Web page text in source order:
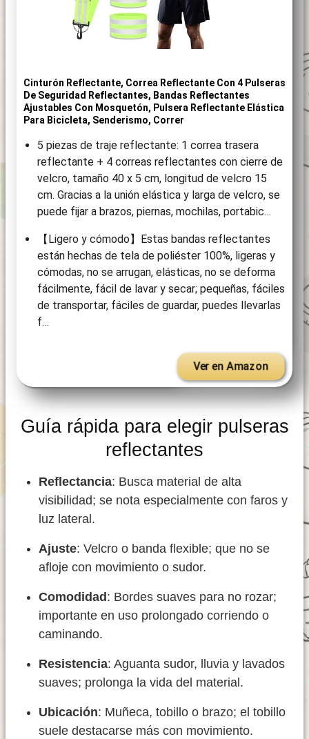
Cinturón Reflectante, Correa Reflectante Con 4 Pulseras
De Seguridad Reflectantes, Bandas Reflectantes
Ajustables Con Mosquetón, Pulsera Reflectante Elástica
Para Bicicleta, Senderismo, Correr
5 piezas de traje reflectante: 1 correa trasera
reflectante + 4 correas reflectantes con cierre de
velcro, tamaño 40 x 5 cm, longitud de velcro 15
cm. Gracias a la unión elástica y larga de velcro, se
puede fijar a brazos, piernas, mochilas, portabic…
【Ligero y cómodo】Estas bandas reflectantes
están hechas de tela de poliéster 100%, ligeras y
cómodas, no se arrugan, elásticas, no se deforma
fácilmente, fácil de lavar y secar; pequeñas, fáciles
de transportar, fáciles de guardar, puedes llevarlas
f…
Ver en Amazon
Guía rápida para elegir pulseras
reflectantes
Reflectancia: Busca material de alta
visibilidad; se nota especialmente con faros y
luz lateral.
Ajuste: Velcro o banda flexible; que no se
afloje con movimiento o sudor.
Comodidad : Bordes suaves para no rozar;
importante en uso prolongado corriendo o
caminando.
Resistencia: Aguanta sudor, lluvia y lavados
suaves; prolonga la vida del material.
Ubicación: Muñeca, tobillo o brazo; el tobillo
suele destacarse más con movimiento.